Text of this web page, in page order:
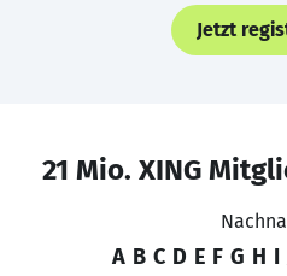
Jetzt
21 Mio. XING
A B C D E F G H I